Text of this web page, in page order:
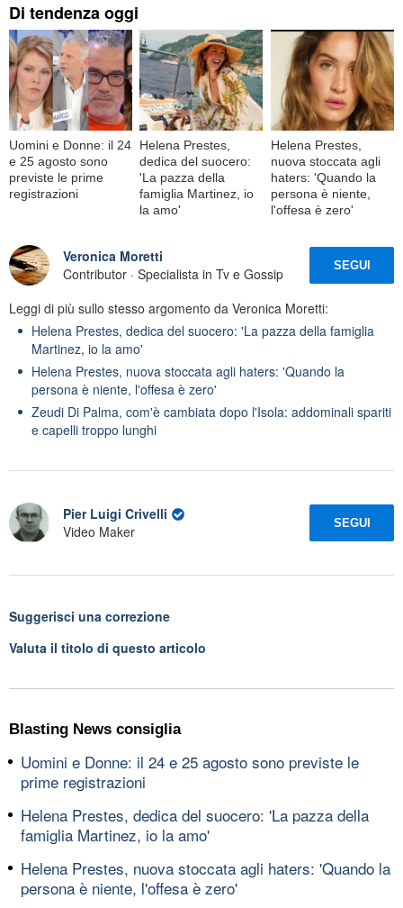
Di tendenza oggi
Uomini e Donne: il 24
e 25 agosto sono
previste le prime
registrazioni
Helena Prestes,
dedica del suocero:
'La pazza della
famiglia Martinez, io
la amo'
Helena Prestes,
nuova stoccata agli
haters: 'Quando la
persona è niente,
l'offesa è zero'
Veronica Moretti
Contributor · Specialista in Tv e Gossip
SEGUI
Leggi di più sullo stesso argomento da Veronica Moretti:
Helena Prestes, dedica del suocero: 'La pazza della famiglia
Martinez, io la amo'
Helena Prestes, nuova stoccata agli haters: 'Quando la
persona è niente, l'offesa è zero'
Zeudi Di Palma, com'è cambiata dopo l'Isola: addominali spariti
e capelli troppo lunghi
Pier Luigi Crivelli
Video Maker
SEGUI
Suggerisci una correzione
Valuta il titolo di questo articolo
Blasting News consiglia
Uomini e Donne: il 24 e 25 agosto sono previste le
prime registrazioni
Helena Prestes, dedica del suocero: 'La pazza della
famiglia Martinez, io la amo'
Helena Prestes, nuova stoccata agli haters: 'Quando la
persona è niente, l'offesa è zero'